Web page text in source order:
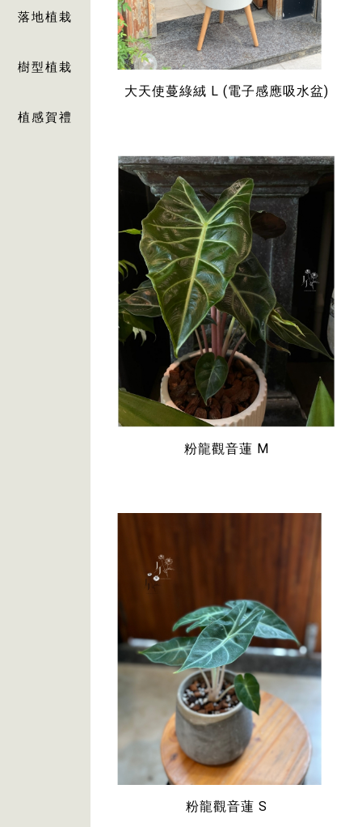
落地植栽
樹型植栽
植感賀禮
大天使蔓綠絨 L (電子感應吸水盆)
粉龍觀音蓮 M
粉龍觀音蓮 S